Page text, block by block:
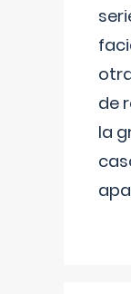
de
la